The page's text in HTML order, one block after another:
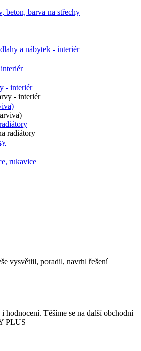
beton, barva na střechy
a nábytek - interiér
- interiér
rukavice
vysvětlil, poradil, navrhl řešení
hodnocení. Těšíme se na další obchodní
PLUS